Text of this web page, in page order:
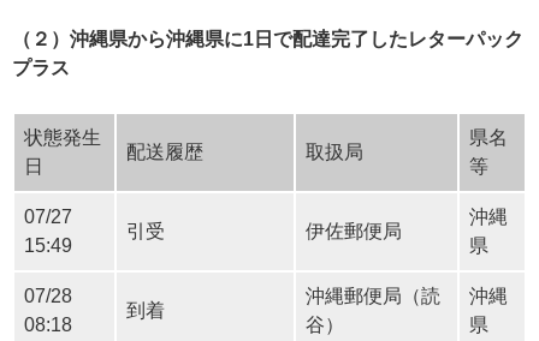
（２）沖縄県から沖縄県に1日で配達完了したレターパック
プラス
状態発生
日
配送履歴 取扱局
県名
等
07/27
15:49
引受 伊佐郵便局
沖縄
県
07/28
08:18
到着
沖縄郵便局（読
谷）
沖縄
県